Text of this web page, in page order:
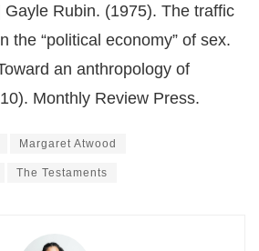
Gayle Rubin. (1975). The traffic
the “political economy” of sex.
an anthropology of
Monthly Review Press.
Margaret Atwood
The Testaments